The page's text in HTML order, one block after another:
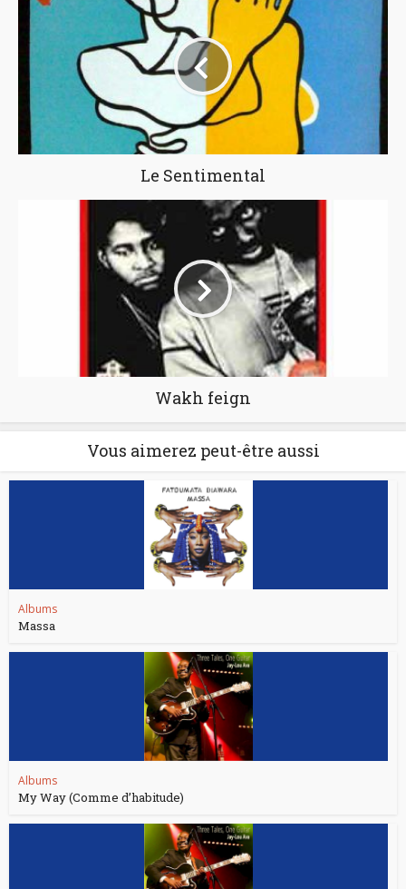
Le Sentimental
Wakh feign
Vous aimerez peut-être aussi
Albums
Massa
Albums
My Way (Comme d’habitude)